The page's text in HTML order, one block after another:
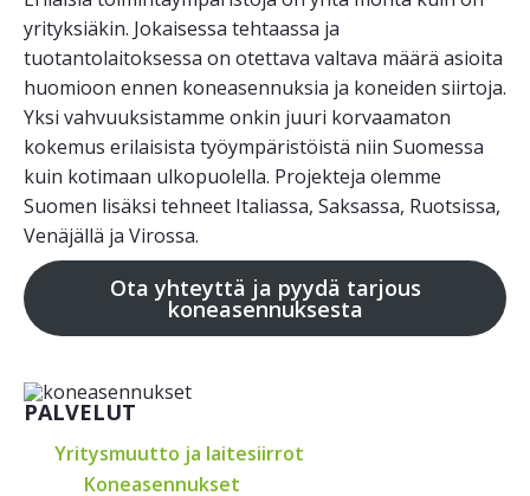
yrityksiäkin. Jokaisessa tehtaassa ja
tuotantolaitoksessa on otettava valtava määrä asioita
huomioon ennen koneasennuksia ja koneiden siirtoja.
Yksi vahvuuksistamme onkin juuri korvaamaton
kokemus erilaisista työympäristöistä niin Suomessa
kuin kotimaan ulkopuolella. Projekteja olemme
Suomen lisäksi tehneet Italiassa, Saksassa, Ruotsissa,
Venäjällä ja Virossa.
Ota yhteyttä ja pyydä tarjous
koneasennuksesta
PALVELUT
Yritysmuutto ja laitesiirrot
Koneasennukset